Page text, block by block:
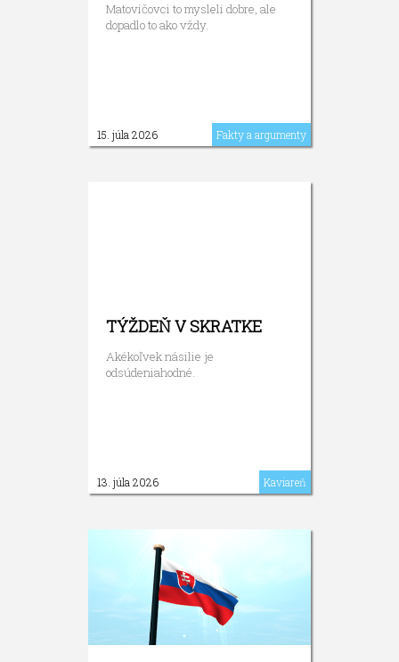
Matovičovci to mysleli dobre, ale
dopadlo to ako vždy.
15. júla 2026 Fakty a argumenty
TÝŽDEŇ V SKRATKE
Akékoľvek násilie je
odsúdeniahodné.
13. júla 2026 Kaviareň